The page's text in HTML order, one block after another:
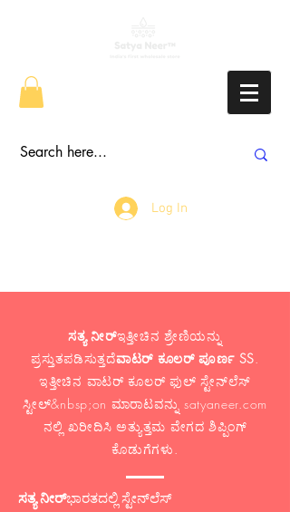
Log In
ಸತ್ಯ ನೀರ್ಇತ್ತೀಚಿನ ಶ್ರೇಣಿಯನ್ನು
ಪ್ರಸ್ತುತಪಡಿಸುತ್ತದೆವಾಟರ್ ಕೂಲರ್ ಪೂರ್ಣ SS
ಇತ್ತೀಚಿನ ವಾಟರ್ ಕೂಲರ್ ಫುಲ್ ಸ್ಟೇನ್‌ಲೆಸ್
ಸ್ಟೀಲ್&nbsp;on ಮಾರಾಟವನ್ನು satyaneer.com
ನಲ್ಲಿ ಖರೀದಿಸಿ ಅತ್ಯುತ್ತಮ ವೇಗದ ಶಿಪ್ಪಿಂಗ್
ಕೊಡುಗೆಗಳು.
ಸತ್ಯ ನೀರ್ಭಾರತದಲ್ಲಿ ಸ್ಟೇನ್‌ಲೆಸ್